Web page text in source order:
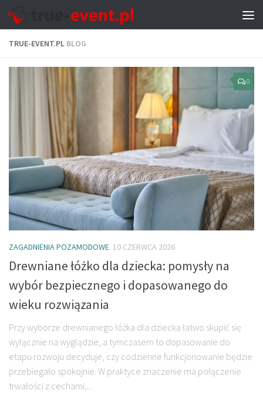
TRUE-EVENT.PL BLOG
0
ZAGADNIENIA POZAMODOWE 10 CZERWCA 2026
Drewniane łóżko dla dziecka: pomysły na
wybór bezpiecznego i dopasowanego do
wieku rozwiązania
Przy wyborze drewnianego łóżka dla dziecka łatwo skupić się
wyłącznie na wyglądzie, a tymczasem to dopasowanie do
etapu rozwoju decyduje, czy codzienne funkcjonowanie będzie
przebiegało spokojnie. W praktyce znaczenie ma połączenie
trwałości z cechami,...